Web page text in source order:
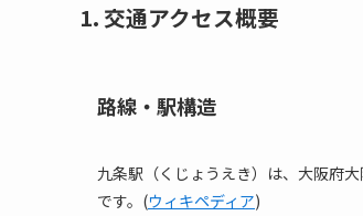
1. 交通アクセス概要
路線・駅構造
九条駅（くじょうえき）は、大阪府
です。(ウィキペディア)